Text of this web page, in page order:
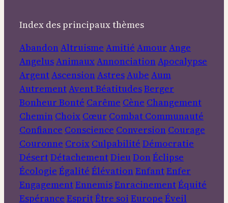
Index des principaux thèmes
AbandonAltruisme Amitié Amour Ange
AngelusAnimauxAnnonciationApocalypse
ArgentAscensionAstresAube Aum
AutrementAventBéatitudesBerger
Bonheur Bonté Carême Cène Changement
Chemin Choix Cœur Combat Communauté
Confiance Conscience Conversion Courage
Couronne Croix Culpabilité Démocratie
DésertDétachementDieuDonÉclipse
Écologie Égalité ÉlévationEnfantEnfer
EngagementEnnemisEnracinementÉquité
Espérance EspritÊtre soi Europe Éveil